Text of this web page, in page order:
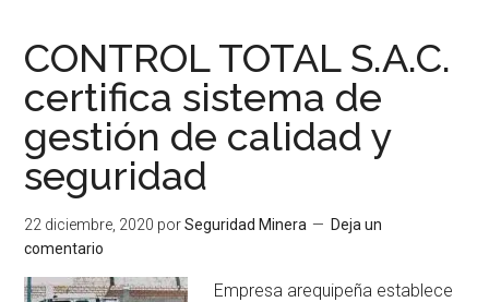
seguridad
ONE
implementado
en
Cerro
Vanguardia
CONTROL TOTAL S.A.C.
certifica sistema de
gestión de calidad y
seguridad
22 diciembre, 2020 porSeguridad Minera
Deja un
comentario
Empresa arequipeña establece